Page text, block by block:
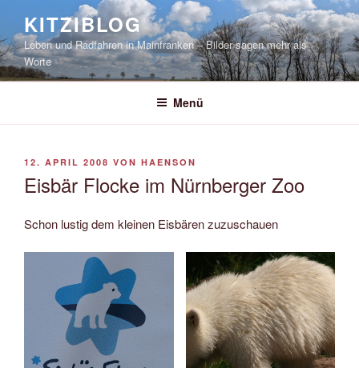
springen
KITZIBLOG
Leben und Radfahren in Mainfranken – Bilder sagen mehr als
Worte
Menü
VERÖFFENTLICHT
12. APRIL 2008 VON HAENSON
Eisbär Flocke im Nürnberger Zoo
Schon lustig dem kleinen Eisbären zuzuschauen